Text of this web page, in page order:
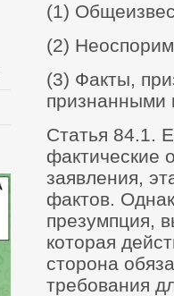
(1)
(2)
(3) Факты,
признанными
Статья 84.1.
фактические
заявления,
фактов.
презумпция,
которая
сторона
требования